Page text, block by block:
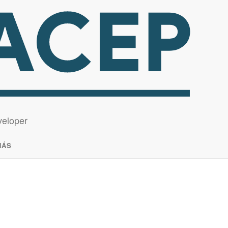
Kvalifikovaní pracovníci
DEVELOPERSKÁ ČINNOSŤ